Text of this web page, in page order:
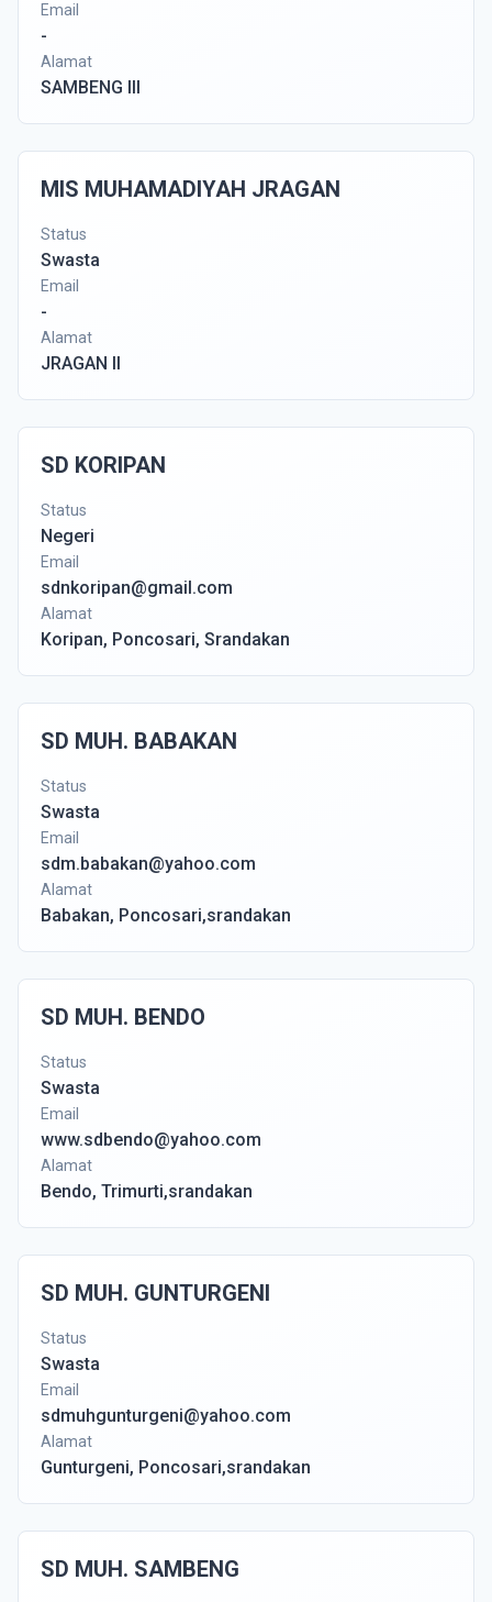
Email
-
Alamat
SAMBENG III
MIS MUHAMADIYAH JRAGAN
Status
Swasta
Email
-
Alamat
JRAGAN II
SD KORIPAN
Status
Negeri
Email
sdnkoripan@gmail.com
Alamat
Koripan, Poncosari, Srandakan
SD MUH. BABAKAN
Status
Swasta
Email
sdm.babakan@yahoo.com
Alamat
Babakan, Poncosari,srandakan
SD MUH. BENDO
Status
Swasta
Email
www.sdbendo@yahoo.com
Alamat
Bendo, Trimurti,srandakan
SD MUH. GUNTURGENI
Status
Swasta
Email
sdmuhgunturgeni@yahoo.com
Alamat
Gunturgeni, Poncosari,srandakan
SD MUH. SAMBENG